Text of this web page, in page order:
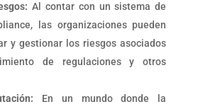
Al contar con un sistema de
las organizaciones pueden
y gestionar los riesgos asociados
de regulaciones y otros
En un mundo donde la